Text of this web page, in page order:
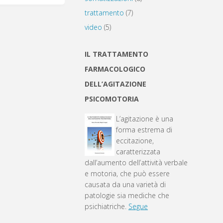
trattamento (7)
video (5)
IL TRATTAMENTO
FARMACOLOGICO
DELL’AGITAZIONE
PSICOMOTORIA
L’agitazione è una
forma estrema di
eccitazione,
caratterizzata
dall’aumento dell’attività verbale
e motoria, che può essere
causata da una varietà di
patologie sia mediche che
psichiatriche. Segue